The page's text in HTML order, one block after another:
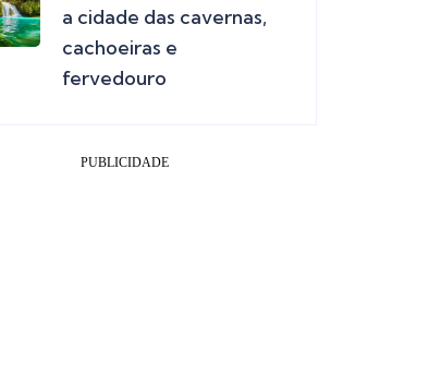
a cidade das cavernas,
cachoeiras e
fervedouro